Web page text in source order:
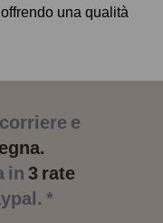
una qualità
e
in 3 rate
*